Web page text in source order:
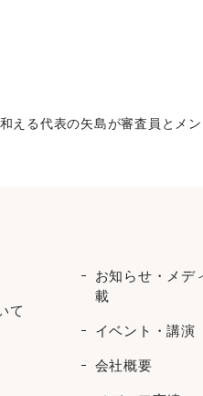
る代表の矢島が審査員とメ
て
お知らせ・メデ
載
イベント・講演
会社概要